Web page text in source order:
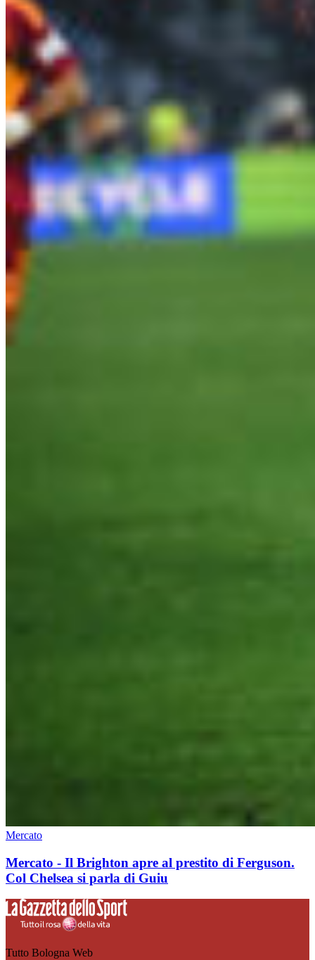
Mercato
Mercato - Il Brighton apre al prestito di Ferguson.
Col Chelsea si parla di Guiu
Tutto Bologna Web